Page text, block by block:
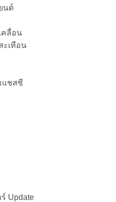
นต์
คลื่อน
ะเทือน
แชสซี
Update